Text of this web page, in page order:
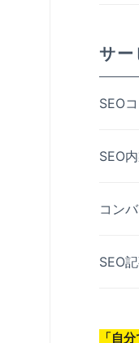
サー
SEO
SEO
コン
SEO
「自